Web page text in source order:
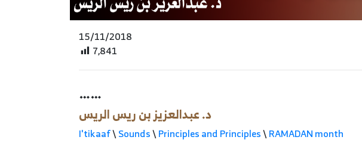
15/11/2018
7,841
……
د. عبدالعزيز بن ريس الريس
I'tikaaf\Sounds\Principles and Principles\RAMADAN month